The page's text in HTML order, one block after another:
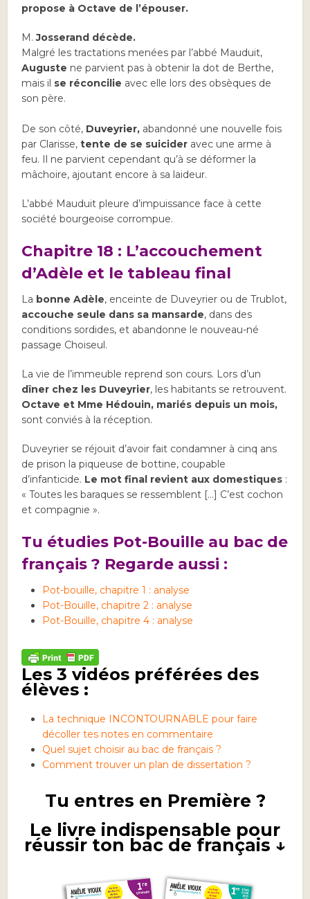
propose à Octave de l’épouser.
M.Josserand décède.
Malgré les tractations menées par l’abbé Mauduit,
Auguste ne parvient pas à obtenir la dot de Berthe,
mais il se réconcilie avec elle lors des obsèques de
son père.
De son côté, Duveyrier, abandonné une nouvelle fois
par Clarisse,tente de se suicider avec une arme à
feu. Il ne parvient cependant qu’à se déformer la
mâchoire, ajoutant encore à sa laideur.
L’abbé Mauduit pleure d’impuissance face à cette
société bourgeoise corrompue.
Chapitre 18 : L’accouchement
d’Adèle et le tableau final
La bonne Adèle, enceinte de Duveyrier ou de Trublot,
accouche seule dans sa mansarde, dans des
conditions sordides, et abandonne le nouveau-né
passage Choiseul.
La vie de l’immeuble reprend son cours. Lors d’un
dîner chez les Duveyrier, les habitants se retrouvent.
Octave et Mme Hédouin, mariés depuis un mois,
sont conviés à la réception.
Duveyrier se réjouit d’avoir fait condamner à cinq ans
de prison la piqueuse de bottine, coupable
d’infanticide. Le mot final revient aux domestiques :
« Toutes les baraques se ressemblent […] C’est cochon
et compagnie ».
Tu étudies Pot-Bouille au bac de
français ? Regarde aussi :
Pot-bouille, chapitre 1 : analyse
Pot-Bouille, chapitre 2 : analyse
Pot-Bouille, chapitre 4 : analyse
Les 3 vidéos préférées des
élèves :
La technique INCONTOURNABLE pour faire
décoller tes notes en commentaire
Quel sujet choisir au bac de français ?
Comment trouver un plan de dissertation ?
Tu entres en Première ?
Le livre indispensable pour
réussir ton bac de français ↓